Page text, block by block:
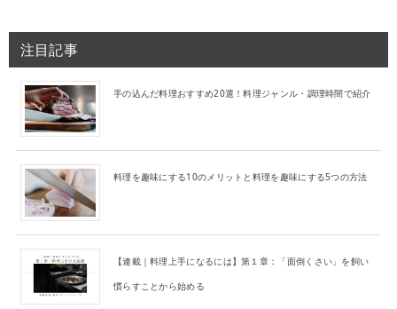
注目記事
手の込んだ料理おすすめ20選！料理ジャンル・調理時間で紹介
料理を趣味にする10のメリットと料理を趣味にする5つの方法
【連載｜料理上手になるには】第１章：「面倒くさい」を飼い
慣らすことから始める